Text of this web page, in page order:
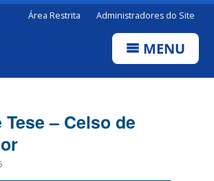
Área Restrita Administradores do Site
MENU
Tese – Celso de